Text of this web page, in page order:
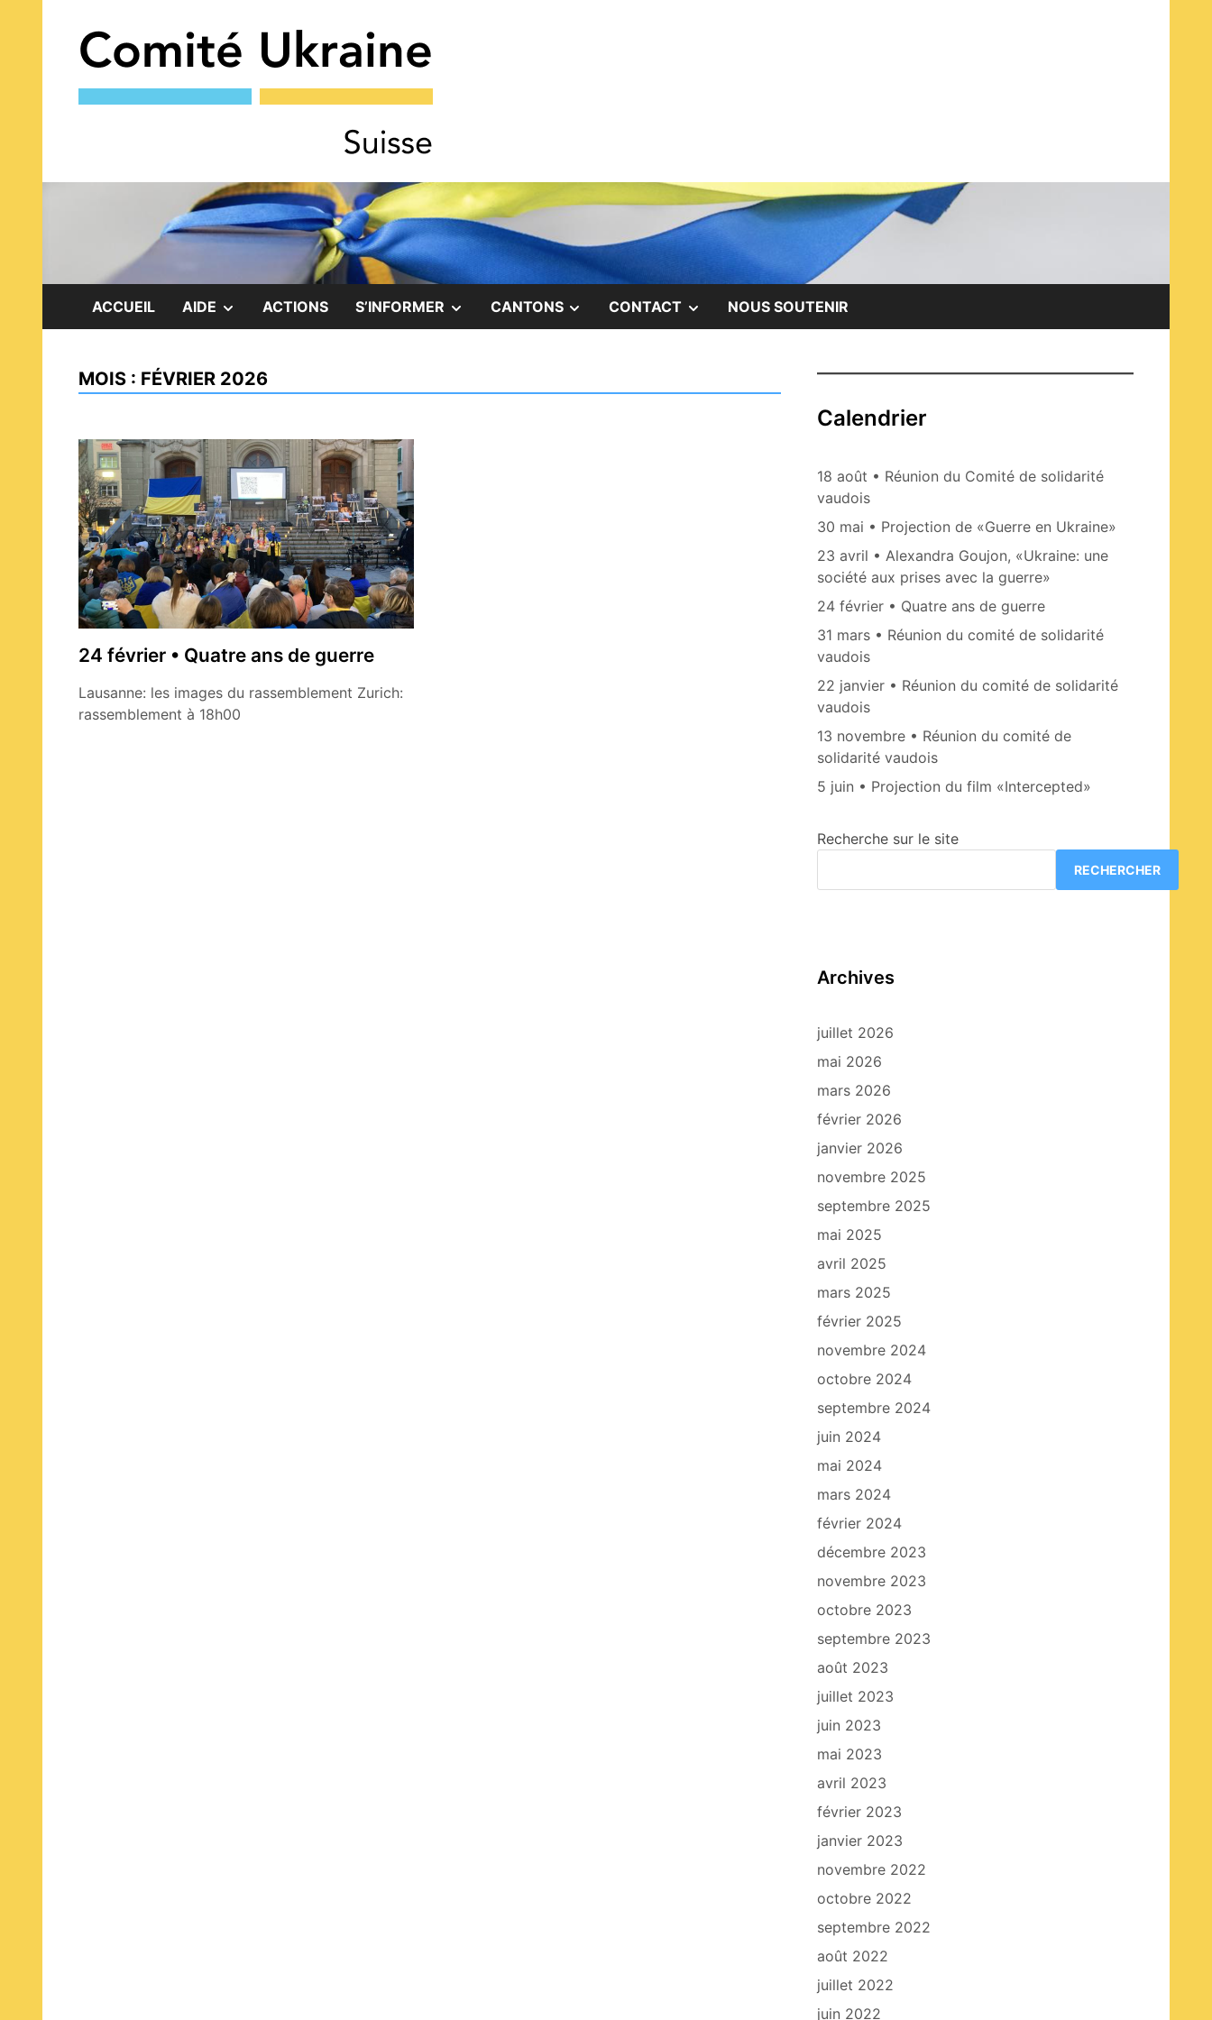
content
ACCUEIL AIDE SHOW
MENU
ACTIONS S’INFORMER SHOW
MENU
CANTONS SHOW
MENU
CONTACT SHOW
MENU
NOUS SOUTENIR
MOIS : FÉVRIER 2026
24 février • Quatre ans de guerre
Lausanne: les images du rassemblement Zurich:
rassemblement à 18h00
Calendrier
18 août • Réunion du Comité de solidarité
vaudois
30 mai • Projection de «Guerre en Ukraine»
23 avril • Alexandra Goujon, «Ukraine: une
société aux prises avec la guerre»
24 février • Quatre ans de guerre
31 mars • Réunion du comité de solidarité
vaudois
22 janvier • Réunion du comité de solidarité
vaudois
13 novembre • Réunion du comité de
solidarité vaudois
5 juin • Projection du film «Intercepted»
Recherche sur le site
RECHERCHER
Archives
juillet 2026
mai 2026
mars 2026
février 2026
janvier 2026
novembre 2025
septembre 2025
mai 2025
avril 2025
mars 2025
février 2025
novembre 2024
octobre 2024
septembre 2024
juin 2024
mai 2024
mars 2024
février 2024
décembre 2023
novembre 2023
octobre 2023
septembre 2023
août 2023
juillet 2023
juin 2023
mai 2023
avril 2023
février 2023
janvier 2023
novembre 2022
octobre 2022
septembre 2022
août 2022
juillet 2022
juin 2022